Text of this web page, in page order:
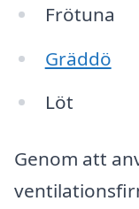
Frötuna
Gräddö
Löt
Genom att